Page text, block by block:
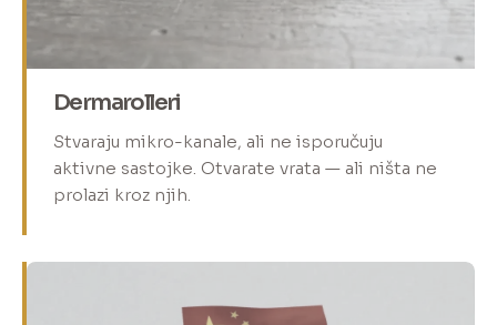
Dermarolleri
Stvaraju mikro-kanale, ali ne isporučuju
aktivne sastojke. Otvarate vrata — ali ništa ne
prolazi kroz njih.